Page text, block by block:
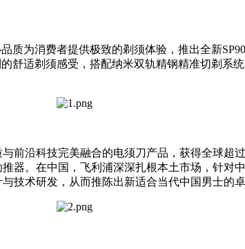
质为消费者提供极致的剃须体验，推出全新
适剃须感受，搭配纳米双轨精钢精准切剃系
前沿科技完美融合的电须刀产品，获得全球超
器。在中国，飞利浦深深扎根本土市场，针对
技术研发，从而推陈出新适合当代中国男士的卓